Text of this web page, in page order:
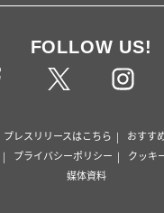
FOLLOW US!
プレスリリースはこちら おすす
プライバシーポリシー クッキ
媒体資料